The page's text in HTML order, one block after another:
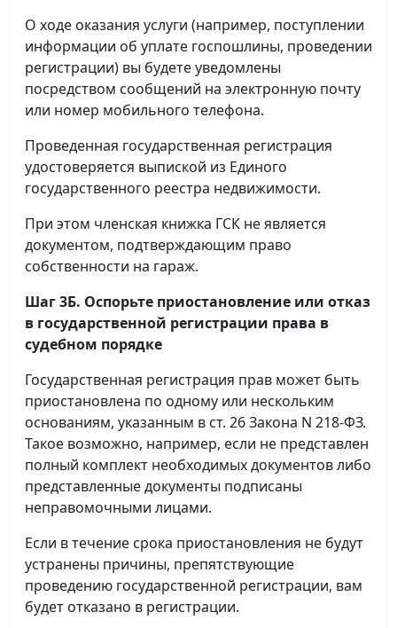
О ходе оказания услуги (например, поступлении
информации об уплате госпошлины, проведении
регистрации) вы будете уведомлены
посредством сообщений на электронную почту
или номер мобильного телефона.
Проведенная государственная регистрация
удостоверяется выпиской из Единого
государственного реестра недвижимости.
При этом членская книжка ГСК не является
документом, подтверждающим право
собственности на гараж.
Шаг 3Б. Оспорьте приостановление или отказ
в государственной регистрации права в
судебном порядке
Государственная регистрация прав может быть
приостановлена по одному или нескольким
основаниям, указанным в ст. 26 Закона N 218-ФЗ.
Такое возможно, например, если не представлен
полный комплект необходимых документов либо
представленные документы подписаны
неправомочными лицами.
Если в течение срока приостановления не будут
устранены причины, препятствующие
проведению государственной регистрации, вам
будет отказано в регистрации.